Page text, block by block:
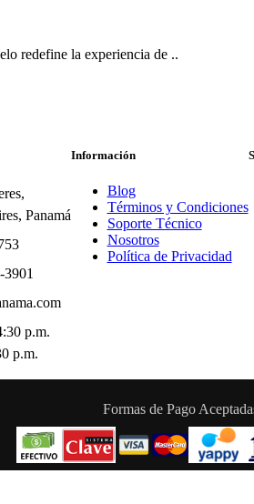
redefine la experiencia de ..
Panamá
3901
p.m.
p.m.
Información
Blog
Términos y Condiciones
Soporte Técnico
Nosotros
Política de Privacidad
Formas de Pago